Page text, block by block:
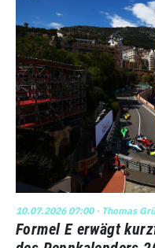
10.07.2026 07:00· Thomas
Formel E erwägt